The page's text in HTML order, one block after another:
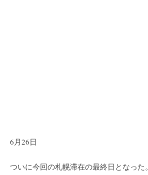
6月26日
ついに今回の札幌滞在の最終日となった。